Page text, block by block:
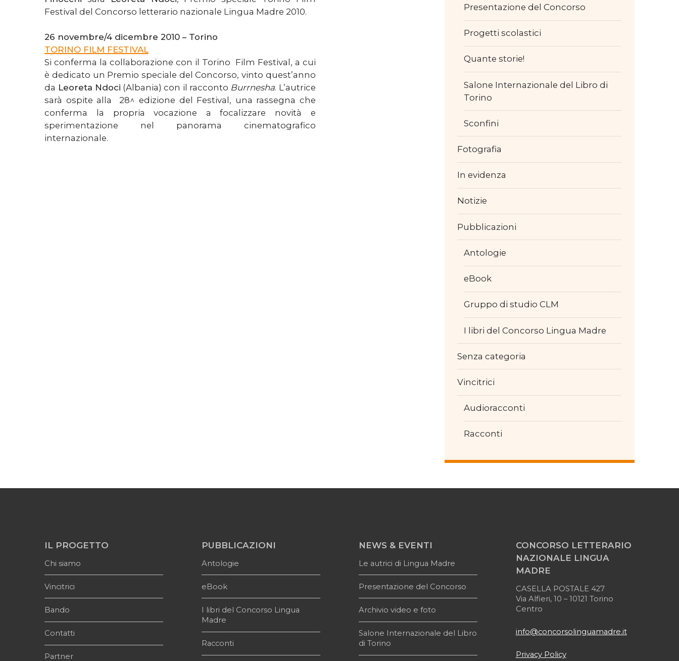
Festival del Concorso letterario nazionale Lingua Madre 2010.
26 novembre/4 dicembre 2010 – Torino
TORINO FILM FESTIVAL
Si conferma la collaborazione con il Torino Film Festival, a cui
è dedicato un Premio speciale del Concorso, vinto quest’anno
da Leoreta Ndoci (Albania) con il racconto Burrnesha. L’autrice
sarà ospite alla 28^ edizione del Festival, una rassegna che
conferma la propria vocazione a focalizzare novità e
sperimentazione nel panorama cinematografico
internazionale.
Presentazione del Concorso
Progetti scolastici
Quante storie!
Salone Internazionale del Libro di
Torino
Sconfini
Fotografia
In evidenza
Notizie
Pubblicazioni
Antologie
eBook
Gruppo di studio CLM
I libri del Concorso Lingua Madre
Senza categoria
Vincitrici
Audioracconti
Racconti
IL PROGETTO
Chi siamo
Vincitrici
Bando
Contatti
Partner
PUBBLICAZIONI
Antologie
eBook
I libri del Concorso Lingua
Madre
Racconti
NEWS & EVENTI
Le autrici di Lingua Madre
Presentazione del Concorso
Archivio video e foto
Salone Internazionale del Libro
di Torino
CONCORSO LETTERARIO
NAZIONALE LINGUA
MADRE
CASELLA POSTALE 427
Via Alfieri, 10 – 10121 Torino
Centro
info@concorsolinguamadre.it
Privacy Policy